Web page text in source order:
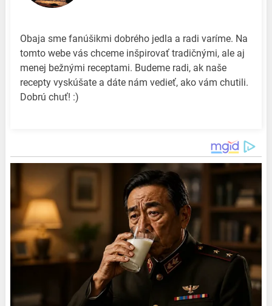
Obaja sme fanúšikmi dobrého jedla a radi varíme. Na
tomto webe vás chceme inšpirovať tradičnými, ale aj
menej bežnými receptami. Budeme radi, ak naše
recepty vyskúšate a dáte nám vedieť, ako vám chutili.
Dobrú chuť! :)